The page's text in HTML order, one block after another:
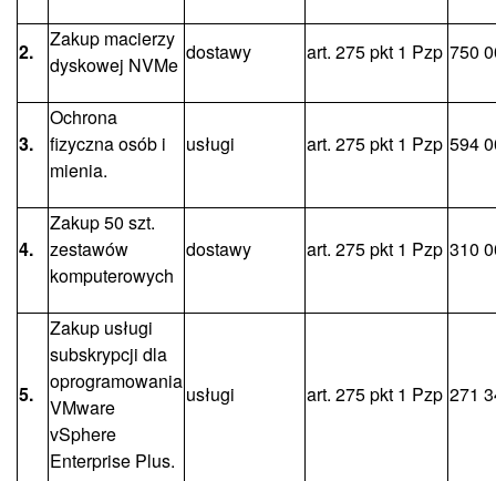
2.
Zakup macierzy
dyskowej NVMe
dostawy art. 275 pkt 1 Pzp 750
3.
Ochrona
fizyczna osób i
mienia.
usługi art. 275 pkt 1 Pzp 594
4.
Zakup 50 szt.
zestawów
komputerowych
dostawy art. 275 pkt 1 Pzp 310
5.
Zakup usługi
subskrypcji dla
oprogramowania
VMware
vSphere
Enterprise Plus.
usługi art. 275 pkt 1 Pzp 271